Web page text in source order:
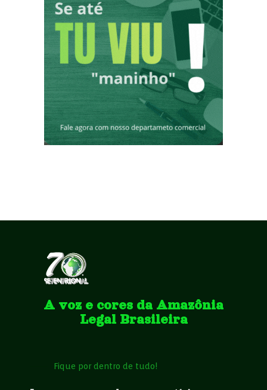
A voz e cores da Amazônia
Legal Brasileira
Fique por dentro de tudo!